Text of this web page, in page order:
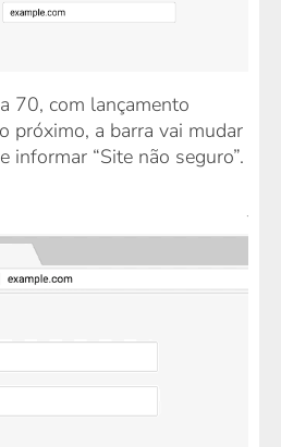
70, com lançamento
próximo, a barra vai mudar
informar “Site não seguro”.